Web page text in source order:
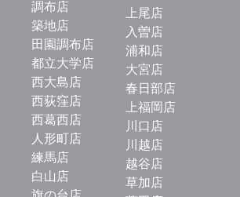
調布店
築地店
田園調布店
都立大学店
西大島店
西荻窪店
西葛西店
人形町店
練馬店
白山店
上尾店
入曽店
浦和店
大宮店
春日部店
上福岡店
川口店
川越店
越谷店
草加店